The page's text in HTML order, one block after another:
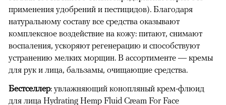
применения удобрений и пестицидов). Благодаря
натуральному составу все средства оказывают
комплексное воздействие на кожу: питают, снимают
воспаления, ускоряют регенерацию и способствуют
устранению мелких морщин. В ассортименте — кремы
для рук и лица, бальзамы, очищающие средства.
Бестселлер: увлажняющий конопляный крем-флюид
для лица Hydrating Hemp Fluid Cream For Face